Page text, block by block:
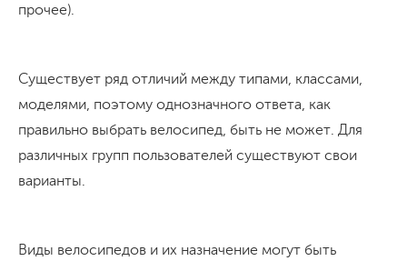
прочее).
Существует ряд отличий между типами, классами,
моделями, поэтому однозначного ответа, как
правильно выбрать велосипед, быть не может. Для
различных групп пользователей существуют свои
варианты.
Виды велосипедов и их назначение могут быть